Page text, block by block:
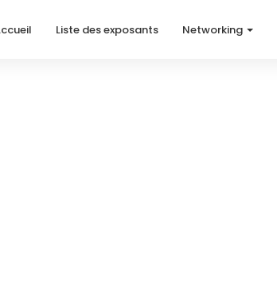
Liste des exposants Networking